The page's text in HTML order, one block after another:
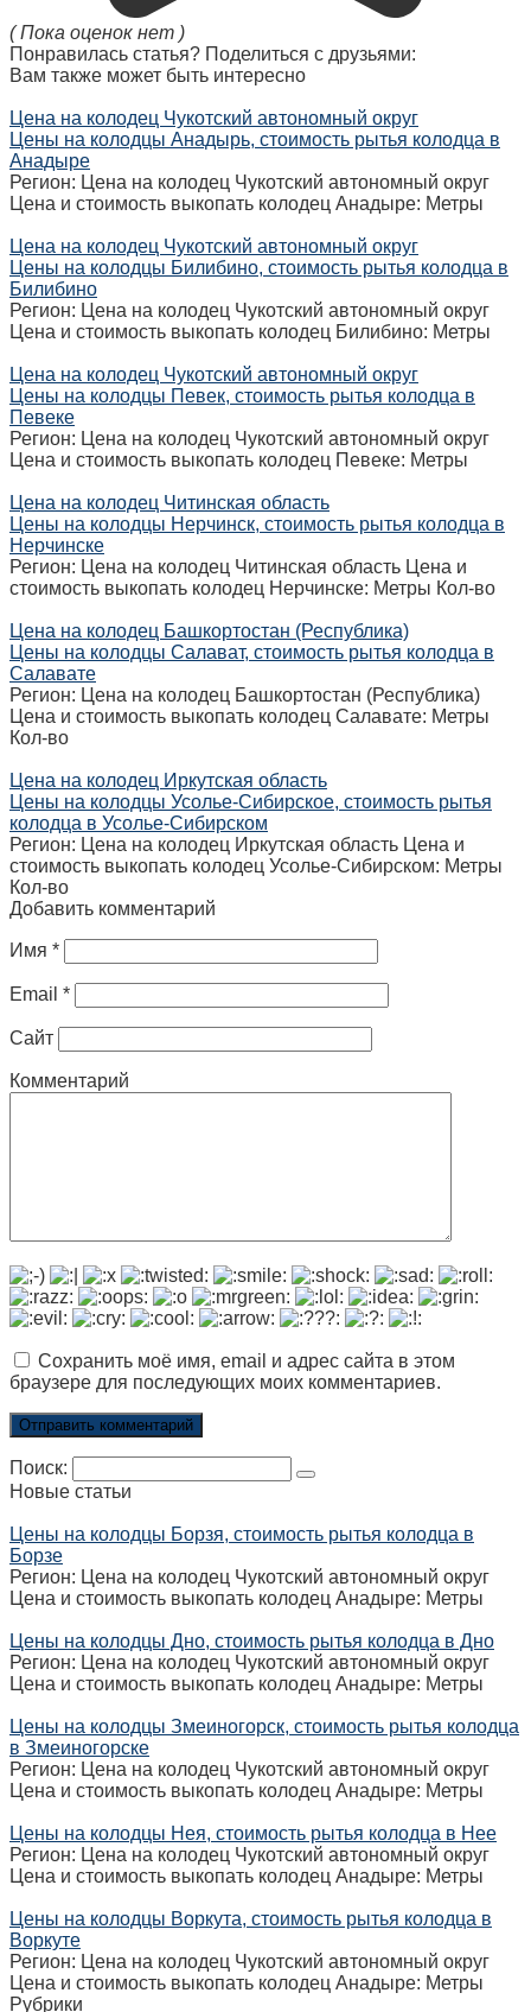
( Пока оценок нет )
Понравилась статья? Поделиться с друзьями:
Вам также может быть интересно
Цена на колодец Чукотский автономный округ
Цены на колодцы Анадырь, стоимость рытья колодца в
Анадыре
Регион: Цена на колодец Чукотский автономный округ
Цена и стоимость выкопать колодец Анадыре: Метры
Цена на колодец Чукотский автономный округ
Цены на колодцы Билибино, стоимость рытья колодца в
Билибино
Регион: Цена на колодец Чукотский автономный округ
Цена и стоимость выкопать колодец Билибино: Метры
Цена на колодец Чукотский автономный округ
Цены на колодцы Певек, стоимость рытья колодца в
Певеке
Регион: Цена на колодец Чукотский автономный округ
Цена и стоимость выкопать колодец Певеке: Метры
Цена на колодец Читинская область
Цены на колодцы Нерчинск, стоимость рытья колодца в
Нерчинске
Регион: Цена на колодец Читинская область Цена и
стоимость выкопать колодец Нерчинске: Метры Кол-во
Цена на колодец Башкортостан (Республика)
Цены на колодцы Салават, стоимость рытья колодца в
Салавате
Регион: Цена на колодец Башкортостан (Республика)
Цена и стоимость выкопать колодец Салавате: Метры
Кол-во
Цена на колодец Иркутская область
Цены на колодцы Усолье-Сибирское, стоимость рытья
колодца в Усолье-Сибирском
Регион: Цена на колодец Иркутская область Цена и
стоимость выкопать колодец Усолье-Сибирском: Метры
Кол-во
Добавить комментарий
Имя *
Email *
Сайт
Комментарий
Сохранить моё имя, email и адрес сайта в этом
браузере для последующих моих комментариев.
Поиск:
Новые статьи
Цены на колодцы Борзя, стоимость рытья колодца в
Борзе
Регион: Цена на колодец Чукотский автономный округ
Цена и стоимость выкопать колодец Анадыре: Метры
Цены на колодцы Дно, стоимость рытья колодца в Дно
Регион: Цена на колодец Чукотский автономный округ
Цена и стоимость выкопать колодец Анадыре: Метры
Цены на колодцы Змеиногорск, стоимость рытья колодца
в Змеиногорске
Регион: Цена на колодец Чукотский автономный округ
Цена и стоимость выкопать колодец Анадыре: Метры
Цены на колодцы Нея, стоимость рытья колодца в Нее
Регион: Цена на колодец Чукотский автономный округ
Цена и стоимость выкопать колодец Анадыре: Метры
Цены на колодцы Воркута, стоимость рытья колодца в
Воркуте
Регион: Цена на колодец Чукотский автономный округ
Цена и стоимость выкопать колодец Анадыре: Метры
Рубрики